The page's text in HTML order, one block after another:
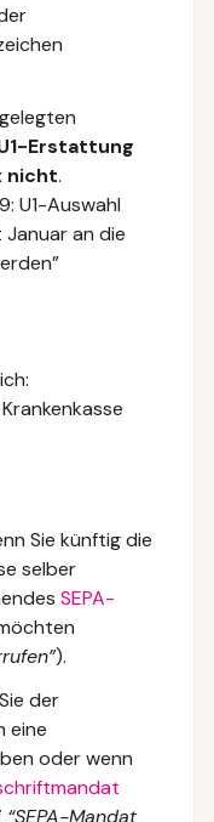
Erstattung
nicht.
U1-Auswahl
an die
Sie künftig die
selber
SEPA-
).
der
eine
oder wenn
Mandat